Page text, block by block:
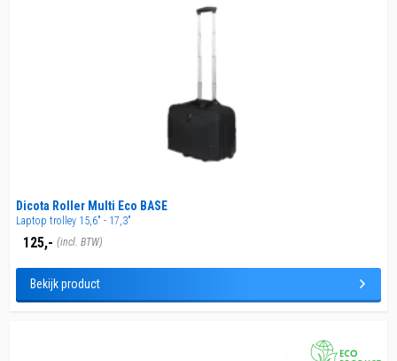
Dicota Roller Multi Eco BASE
Laptop trolley 15,6" - 17,3"
125,- (incl. BTW)
Bekijk product